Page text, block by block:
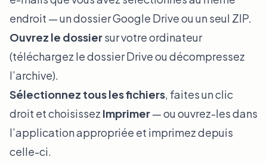
endroit — un dossier Google Drive ou un seul ZIP.
Ouvrez le dossiersur votre ordinateur
(téléchargez le dossier Drive ou décompressez
l’archive).
Sélectionnez tous les fichiers, faites un clic
droit et choisissez Imprimer— ou ouvrez-les dans
l’application appropriée et imprimez depuis
celle-ci.